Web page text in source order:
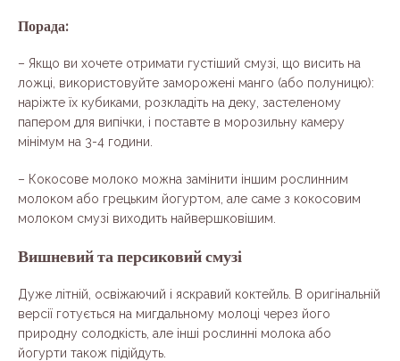
Порада:
– Якщо ви хочете отримати густіший смузі, що висить на
ложці, використовуйте заморожені манго (або полуницю):
наріжте їх кубиками, розкладіть на деку, застеленому
папером для випічки, і поставте в морозильну камеру
мінімум на 3-4 години.
– Кокосове молоко можна замінити іншим рослинним
молоком або грецьким йогуртом, але саме з кокосовим
молоком смузі виходить найвершковішим.
Вишневий та персиковий смузі
Дуже літній, освіжаючий і яскравий коктейль. В оригінальній
версії готується на мигдальному молоці через його
природну солодкість, але інші рослинні молока або
йогурти також підійдуть.